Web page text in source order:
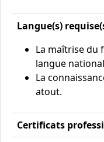
Langue(s)
La maîtrise du
langue
La
atout.
Certificats